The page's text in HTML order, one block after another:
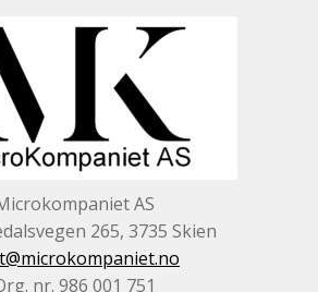
AS
265, 3735 Skien
nr. 986 001 751